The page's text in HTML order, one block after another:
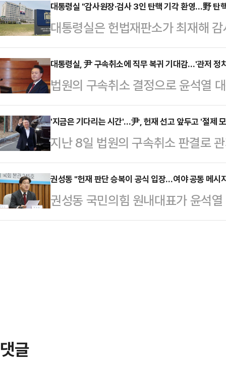
검진을 받으러 간 것"이라고 밝혔
지를 통해 이 같이 밝힌 뒤 "대통령
을 차분하게 기다리고 있다"고 했
부 전언을 빙자한 허위 사실을 유포
은 악의적인 허위 사실 유포 행위에
했다.앞서 한 유튜…
대통령실 "감사원장·검사 3인 탄핵 기각 환영…野 탄
대통령실은 헌법재판소가 최재해
원 중앙지검 4차장검사, 최재훈 중
한 탄핵소추를 모두 전원일치 의견
밝혔다.대통령실 대변인실은 13일
통해 이 같이 밝힌 뒤 "헌법재판소
소추 4건을 모두 기각해 야당의 탄
서 "공직자들이 하루 빨리 업무에
했다.
대통령실, 尹 구속취소에 직무 복귀 기대감…'관저 정
법원의 구속취소 결정으로 윤석열
커졌다.7일 오후 서울중앙지법이
이면서다. 윤 대통령이 체포돼 서
지 40일 만이다. 검찰이 7일 내 즉
불구속 상태에서 재판을 받게 된다.
소 결정을 내렸다는 사실이 알려지
내고 환영의 뜻을 밝혔다.대통령실
한다"며 "수사권이 …
'지금은 기다리는 시간'…尹, 헌재 선고 앞두고 '절제
지난 8일 법원의 구속취소 판결로
외부활동을 자제하면서 헌법재판
다.10일 여권에 따르면, 윤 대통령
악 및 형사재판 법리 검토에 주력하
후 정치권 일각에선 윤 대통령이 적
권성동 "헌재 판단 승복이 공식 입장…여야 공동 메시
권성동 국민의힘 원내대표가 윤석
의 판단에 승복하겠다는 게 국민의
댓글